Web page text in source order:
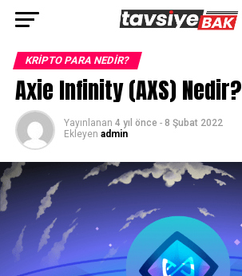
KRIPTO PARA NEDIR?
Axie Infinity (AXS) Nedir?
Yayınlanan 4 yıl önce - 8 Şubat 2022
Ekleyen admin
Go to mobile version